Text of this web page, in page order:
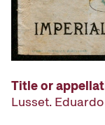
Title or
Lusset.